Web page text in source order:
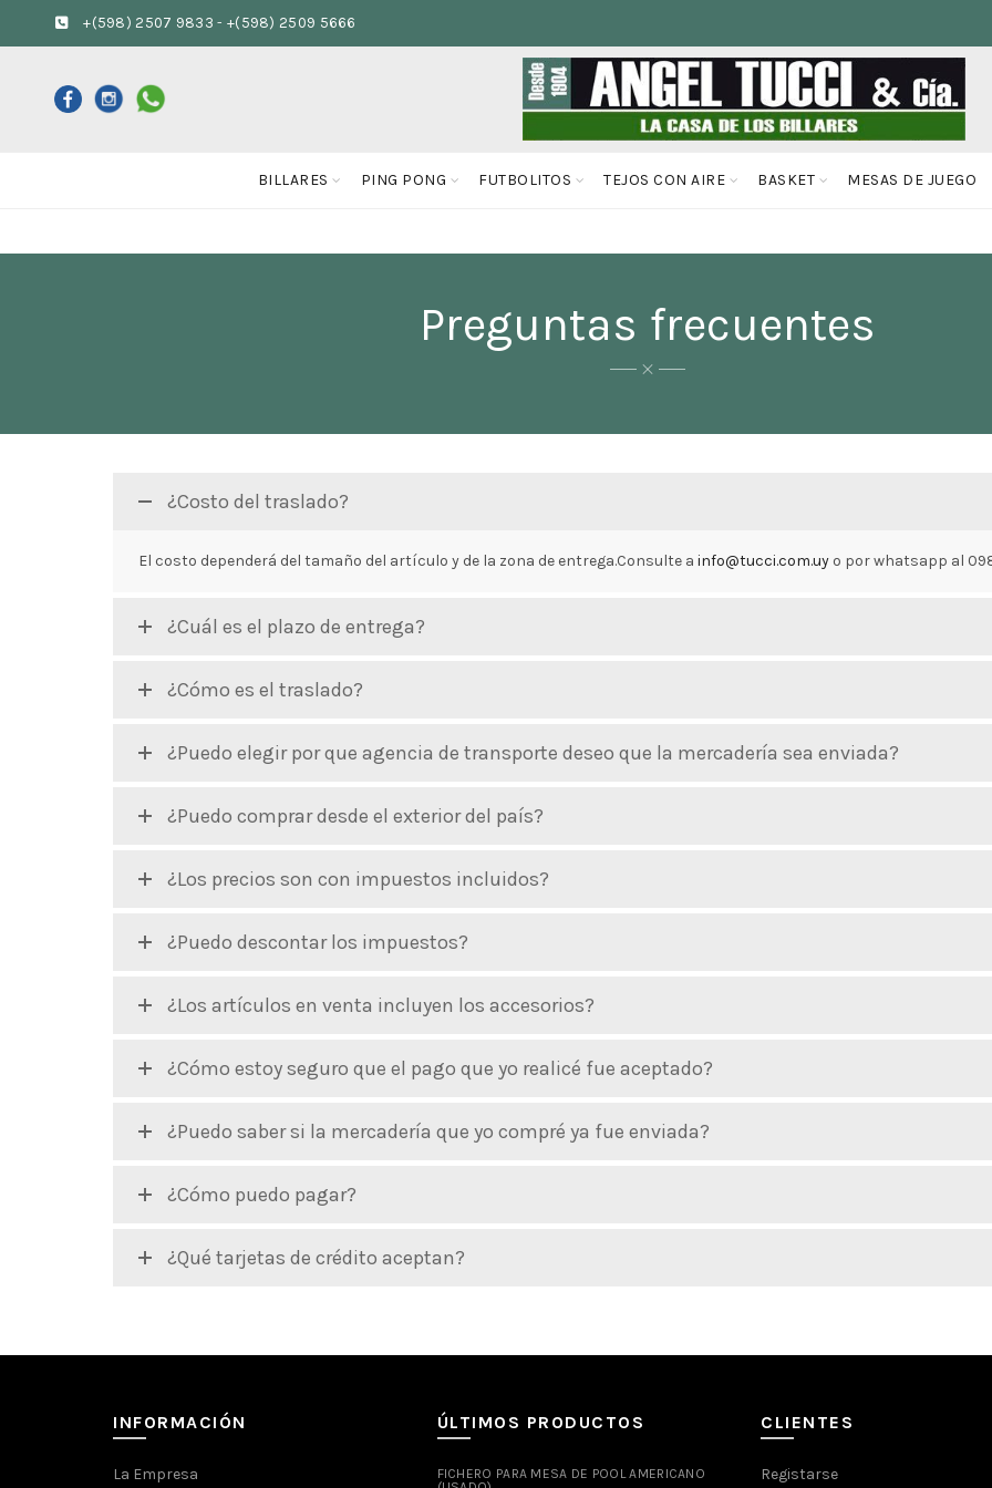
+(598) 2507 9833 - +(598) 2509 5666
BILLARES PING PONG FUTBOLITOS TEJOS CON AIRE BASKET MESAS DE JUEGO
Preguntas frecuentes
¿Costo del traslado?
El costo dependerá del tamaño del artículo y de la zona de entrega.Consulte a info@tucci.com.uy o por whatsapp al
¿Cuál es el plazo de entrega?
¿Cómo es el traslado?
¿Puedo elegir por que agencia de transporte deseo que la mercadería sea enviada?
¿Puedo comprar desde el exterior del país?
¿Los precios son con impuestos incluidos?
¿Puedo descontar los impuestos?
¿Los artículos en venta incluyen los accesorios?
¿Cómo estoy seguro que el pago que yo realicé fue aceptado?
¿Puedo saber si la mercadería que yo compré ya fue enviada?
¿Cómo puedo pagar?
¿Qué tarjetas de crédito aceptan?
INFORMACIÓN
La Empresa
ÚLTIMOS PRODUCTOS
FICHERO PARA MESA DE POOL AMERICANO
CLIENTES
Registarse